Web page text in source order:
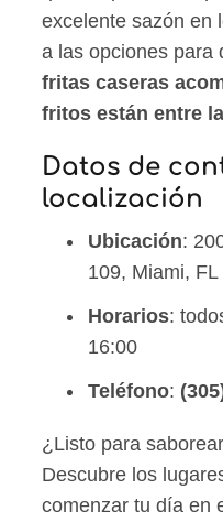
excelente sazón en
a las opciones para
fritas caseras
fritos están entre
Datos de
localización
Ubicación:
109, Miami,
Horarios:
16:00
Teléfono:
¿Listo para
Descubre los
comenzar tu día en